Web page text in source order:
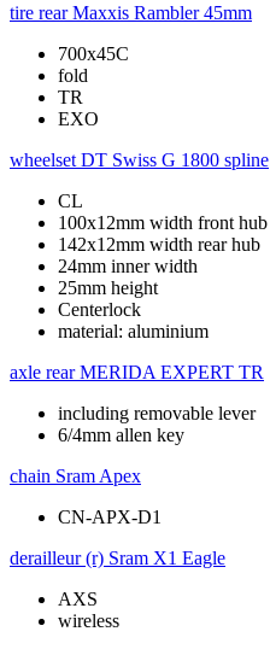
tire rear Maxxis Rambler 45mm
700x45C
fold
TR
EXO
wheelset DT Swiss G 1800 spline
CL
100x12mm width front hub
142x12mm width rear hub
24mm inner width
25mm height
Centerlock
material: aluminium
axle rear MERIDA EXPERT TR
including removable lever
6/4mm allen key
chain Sram Apex
CN-APX-D1
derailleur (r) Sram X1 Eagle
AXS
wireless